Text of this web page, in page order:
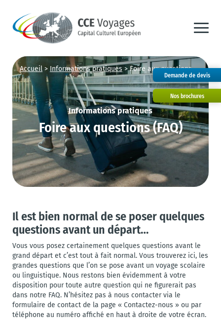
Demande de devis
Nos brochures
Accueil > Informations pratiques >Foire aux questions
Informations pratiques
Foire aux questions (FAQ)
Il est bien normal de se poser quelques
questions avant un départ…
Vous vous posez certainement quelques questions avant le
grand départ et c’est tout à fait normal. Vous trouverez ici, les
grandes questions que l’on se pose avant un voyage scolaire
ou linguistique. Nous restons bien évidemment à votre
disposition pour toute autre question qui ne figurerait pas
dans notre FAQ. N’hésitez pas à nous contacter via le
formulaire de contact de la page « Contactez-nous » ou par
téléphone au numéro affiché en haut à droite de votre écran.